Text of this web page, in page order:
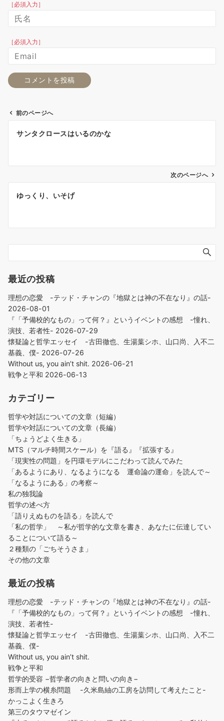
［必須入力］
［必須入力］
ン
前のページへ
サンタクロースはいるのかな
次のページへ
ゆっくり、いそげ
最近の投稿
理想の恋愛 -テッド・チャンの『地獄とは神の不在なり』の話-
2026-08-01
『「予備校的なもの」って何？』というイベントの感想 -憧れ、
演技、若者性- 2026-07-29
懐疑論と哲学エッセイ -古田徹也、生湯葉シホ、山口尚、入不二
基義、僕- 2026-07-26
Without us, you ain’t shit. 2026-06-21
戦争と平和 2026-06-13
カテゴリー
哲学や対話についての文章（短編）
哲学や対話についての文章（長編）
「ちょうどよく生きる」
MTS（マルチ時間スケール）を『語る』『拡張する』
「現実性の問題」を円環モデルにこだわって読んでみた
「あるようにあり、なるようになる 運命論の運命」を読んで～
「なるようにある」の考察～
私の独我論
哲学の述べ方
「語りえぬものを語る」を読んで
「私の哲学」 ～私が哲学的な文章を書き、あなたに伝達してい
ることについて語る～
２種類の「ごちそうさま」
その他の文章
最近の投稿
理想の恋愛 -テッド・チャンの『地獄とは神の不在なり』の話-
『「予備校的なもの」って何？』というイベントの感想 -憧れ、
演技、若者性-
懐疑論と哲学エッセイ -古田徹也、生湯葉シホ、山口尚、入不二
基義、僕-
Without us, you ain’t shit.
戦争と平和
哲学的受容 −哲学者の向きと問いの向き−
形而上学の横糸問題 -久米島紬の工房を訪問して考えたこと-
かっこよく生きろ
第三のタウマゼイン